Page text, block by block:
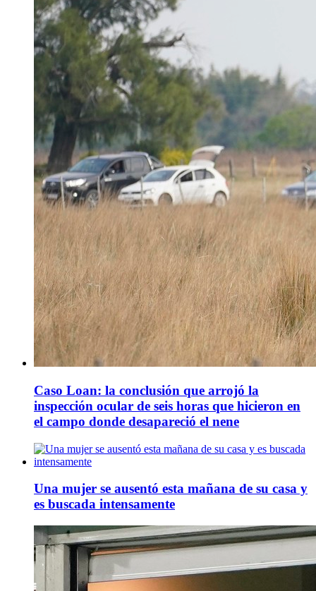
Caso Loan: la conclusión que arrojó la
inspección ocular de seis horas que hicieron en
el campo donde desapareció el nene
Una mujer se ausentó esta mañana de su casa y
es buscada intensamente